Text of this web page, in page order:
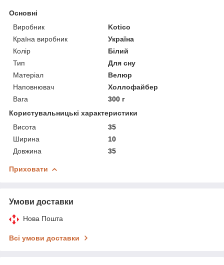
Основні
Виробник
Kotico
Країна виробник
Україна
Колір
Білий
Тип
Для сну
Матеріал
Велюр
Наповнювач
Холлофайбер
Вага
300 г
Користувальницькі характеристики
Висота
35
Ширина
10
Довжина
35
Приховати
Умови доставки
Нова Пошта
Всі умови доставки